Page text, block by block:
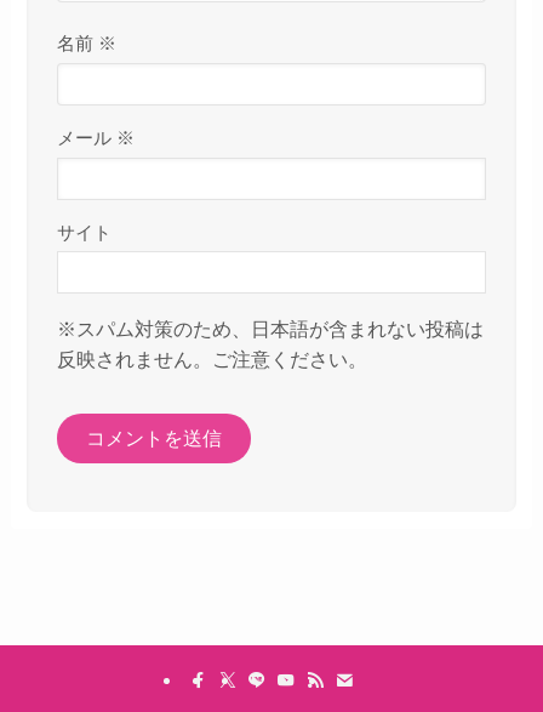
名前 ※
メール ※
サイト
※スパム対策のため、日本語が含まれない投稿は
反映されません。ご注意ください。